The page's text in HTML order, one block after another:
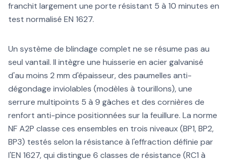
franchit largement une porte résistant 5 à 10 minutes en
test normalisé EN 1627.
Un système de blindage complet ne se résume pas au
seul vantail. Il intègre une huisserie en acier galvanisé
d'au moins 2 mm d'épaisseur, des paumelles anti-
dégondage inviolables (modèles à tourillons), une
serrure multipoints 5 à 9 gâches et des cornières de
renfort anti-pince positionnées sur la feuillure. La norme
NF A2P classe ces ensembles en trois niveaux (BP1, BP2,
BP3) testés selon la résistance à l'effraction définie par
l'EN 1627, qui distingue 6 classes de résistance (RC1 à